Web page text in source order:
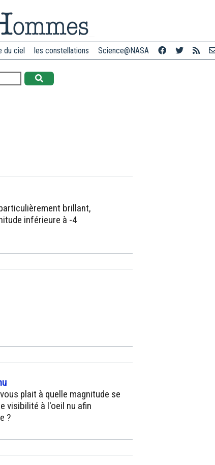
du ciel les constellations Science@NASA
brillant,
inférieure à -4
plait à quelle magnitude se
visibilité à l'oeil nu afin
?